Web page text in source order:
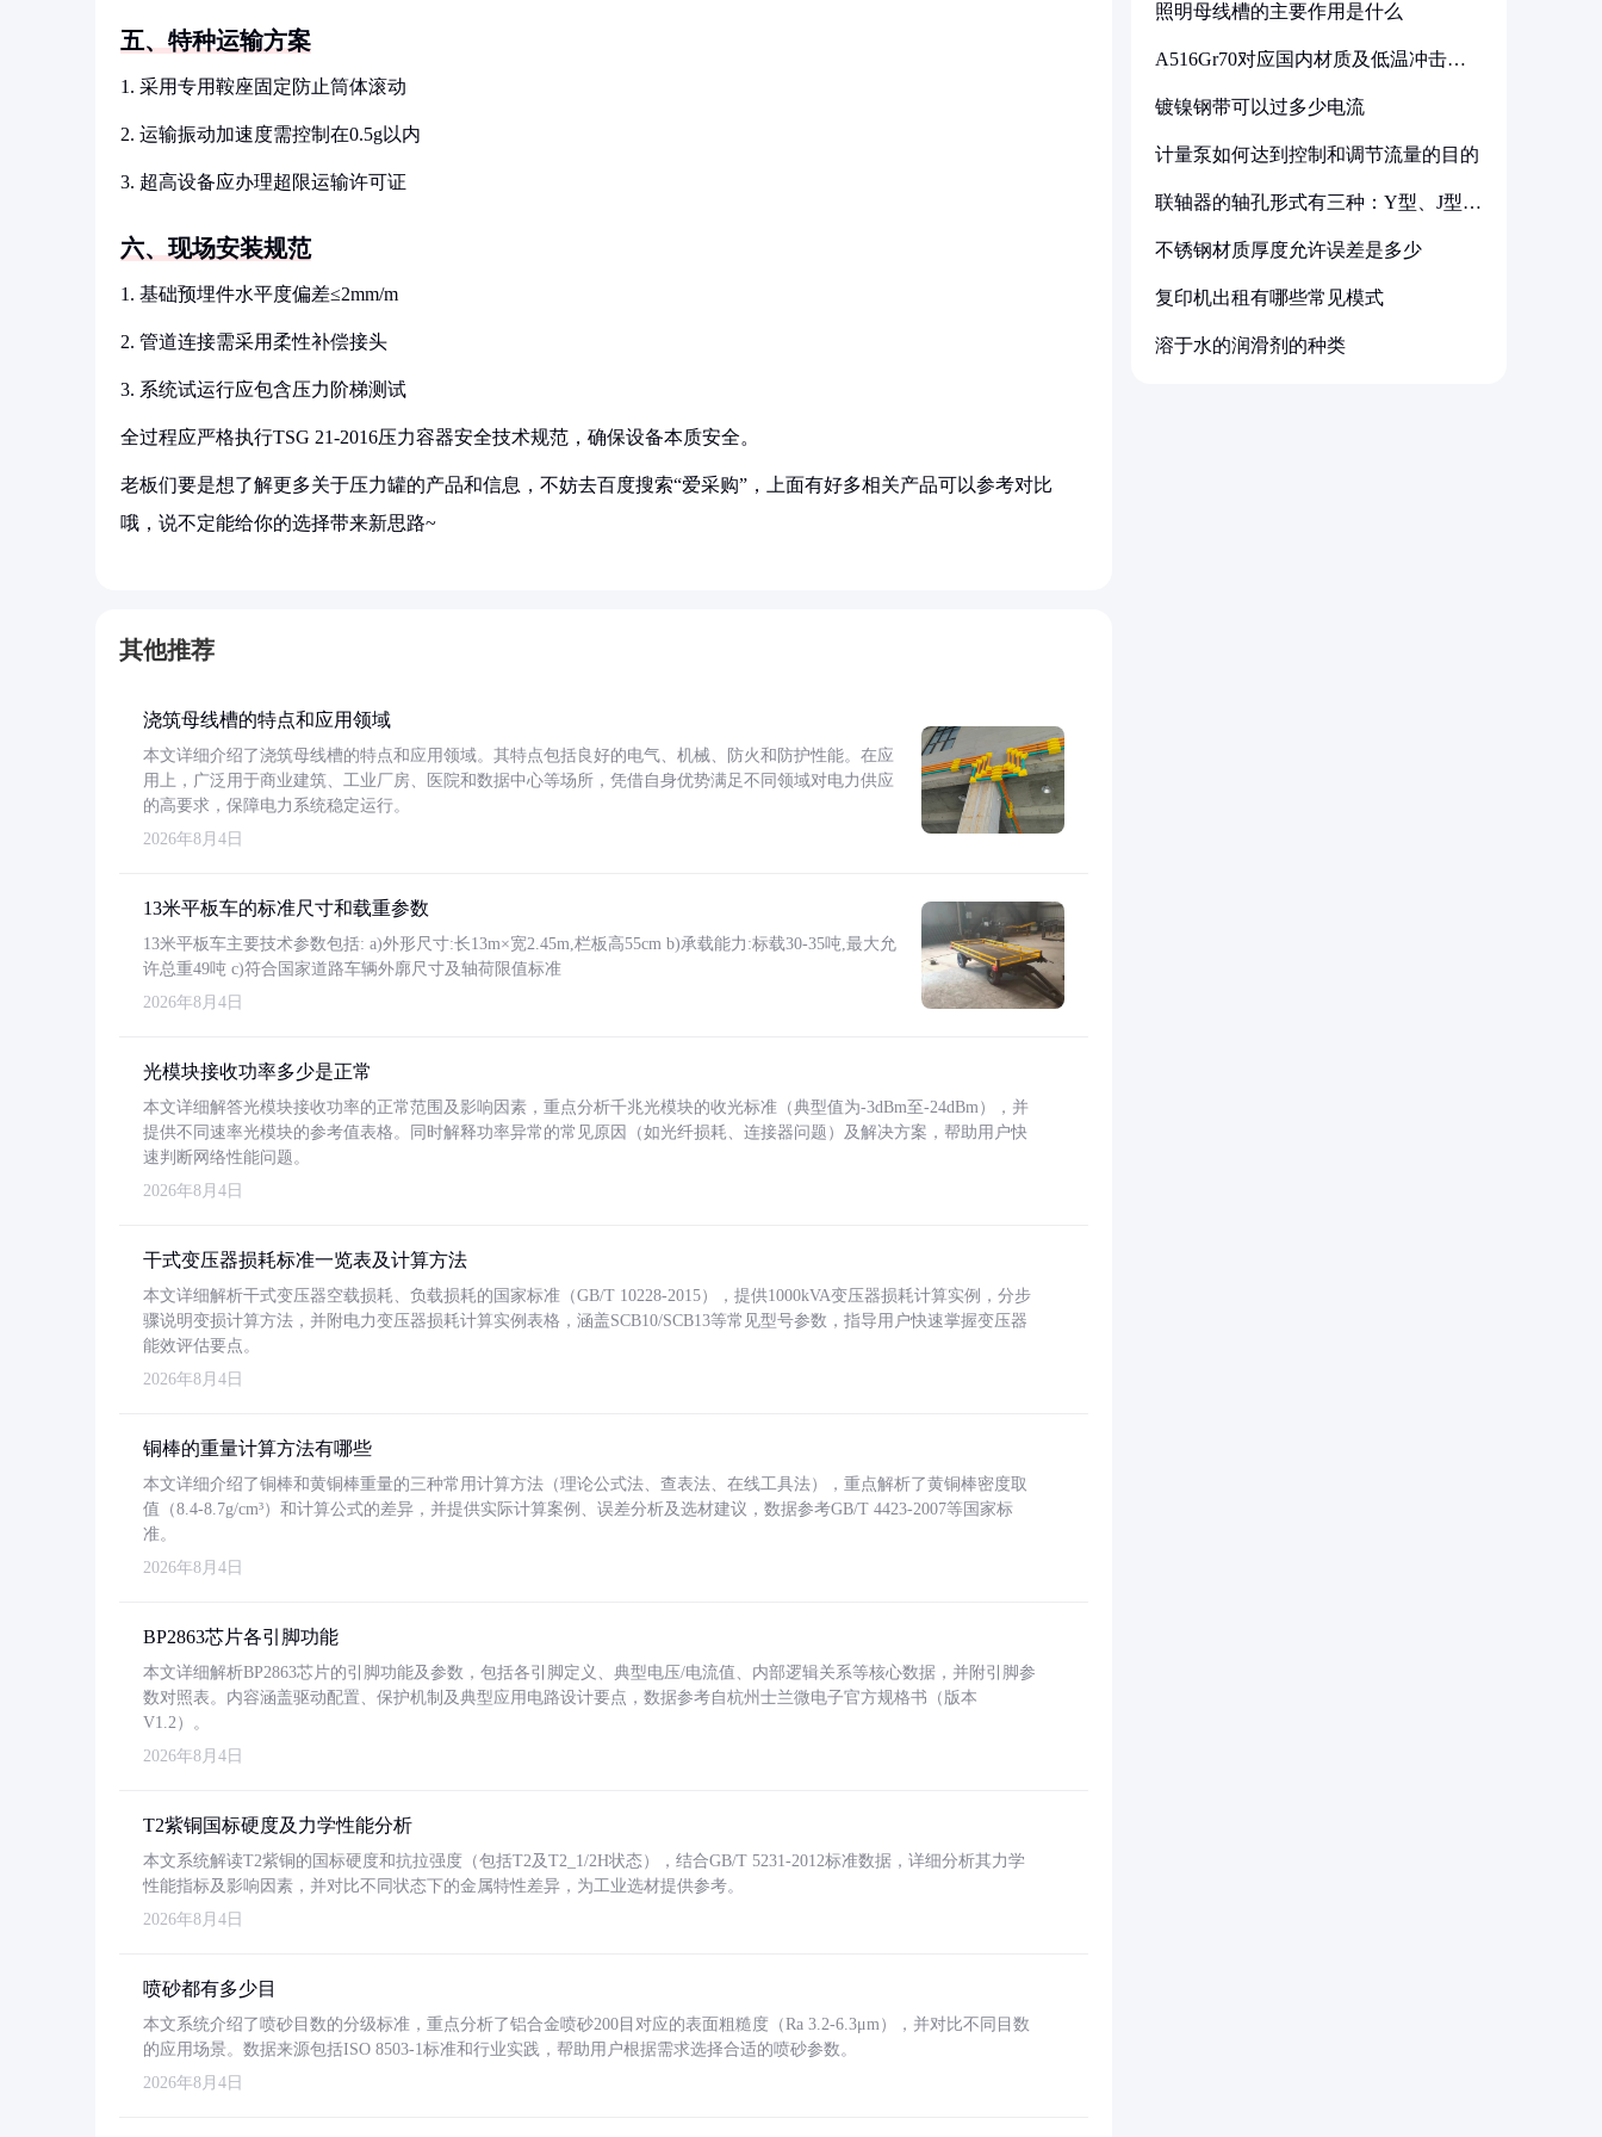
五、特种运输方案
1. 采用专用鞍座固定防止筒体滚动
2. 运输振动加速度需控制在0.5g以内
3. 超高设备应办理超限运输许可证
六、现场安装规范
1. 基础预埋件水平度偏差≤2mm/m
2. 管道连接需采用柔性补偿接头
3. 系统试运行应包含压力阶梯测试
全过程应严格执行TSG 21-2016压力容器安全技术规范，确保设备本质安全。
老板们要是想了解更多关于压力罐的产品和信息，不妨去百度搜索“爱采购”，上面有好多相关产品可以参考对比
哦，说不定能给你的选择带来新思路~
其他推荐
浇筑母线槽的特点和应用领域
本文详细介绍了浇筑母线槽的特点和应用领域。其特点包括良好的电气、机械、防火和防护性能。在应
用上，广泛用于商业建筑、工业厂房、医院和数据中心等场所，凭借自身优势满足不同领域对电力供应
的高要求，保障电力系统稳定运行。
2026年8月4日
13米平板车的标准尺寸和载重参数
13米平板车主要技术参数包括: a)外形尺寸:长13m×宽2.45m,栏板高55cm b)承载能力:标载30-35吨,最大允
许总重49吨 c)符合国家道路车辆外廓尺寸及轴荷限值标准
2026年8月4日
光模块接收功率多少是正常
本文详细解答光模块接收功率的正常范围及影响因素，重点分析千兆光模块的收光标准（典型值为-3dBm至-24dBm），并
提供不同速率光模块的参考值表格。同时解释功率异常的常见原因（如光纤损耗、连接器问题）及解决方案，帮助用户快
速判断网络性能问题。
2026年8月4日
干式变压器损耗标准一览表及计算方法
本文详细解析干式变压器空载损耗、负载损耗的国家标准（GB/T 10228-2015），提供1000kVA变压器损耗计算实例，分步
骤说明变损计算方法，并附电力变压器损耗计算实例表格，涵盖SCB10/SCB13等常见型号参数，指导用户快速掌握变压器
能效评估要点。
2026年8月4日
铜棒的重量计算方法有哪些
本文详细介绍了铜棒和黄铜棒重量的三种常用计算方法（理论公式法、查表法、在线工具法），重点解析了黄铜棒密度取
值（8.4-8.7g/cm³）和计算公式的差异，并提供实际计算案例、误差分析及选材建议，数据参考GB/T 4423-2007等国家标
准。
2026年8月4日
BP2863芯片各引脚功能
本文详细解析BP2863芯片的引脚功能及参数，包括各引脚定义、典型电压/电流值、内部逻辑关系等核心数据，并附引脚参
数对照表。内容涵盖驱动配置、保护机制及典型应用电路设计要点，数据参考自杭州士兰微电子官方规格书（版本
V1.2）。
2026年8月4日
T2紫铜国标硬度及力学性能分析
本文系统解读T2紫铜的国标硬度和抗拉强度（包括T2及T2_1/2H状态），结合GB/T 5231-2012标准数据，详细分析其力学
性能指标及影响因素，并对比不同状态下的金属特性差异，为工业选材提供参考。
2026年8月4日
喷砂都有多少目
本文系统介绍了喷砂目数的分级标准，重点分析了铝合金喷砂200目对应的表面粗糙度（Ra 3.2-6.3μm），并对比不同目数
的应用场景。数据来源包括ISO 8503-1标准和行业实践，帮助用户根据需求选择合适的喷砂参数。
2026年8月4日
照明母线槽的主要作用是什么
A516Gr70对应国内材质及低温冲击要
镀镍钢带可以过多少电流
计量泵如何达到控制和调节流量的目的
联轴器的轴孔形式有三种：Y型、J型、
不锈钢材质厚度允许误差是多少
复印机出租有哪些常见模式
溶于水的润滑剂的种类